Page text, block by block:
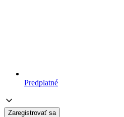
Predplatné
Zaregistrovať sa